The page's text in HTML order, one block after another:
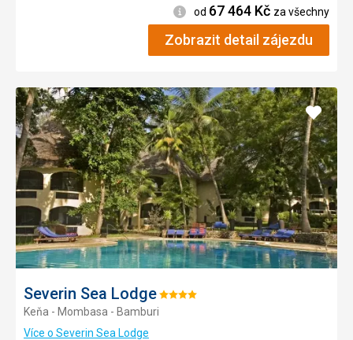
Informace
od 67 464 Kč za všechny
Zobrazit detail zájezdu
Severin Sea LodgeHodnocení:
Keňa - Mombasa - Bamburi
Více o Severin Sea Lodge
Přidat
do